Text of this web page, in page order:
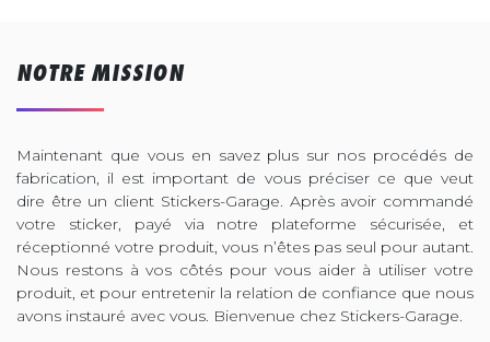
NOTRE MISSION
Maintenant que vous en savez plus sur nos procédés de
fabrication, il est important de vous préciser ce que veut
dire être un client Stickers-Garage. Après avoir commandé
votre sticker, payé via notre plateforme sécurisée, et
réceptionné votre produit, vous n’êtes pas seul pour autant.
Nous restons à vos côtés pour vous aider à utiliser votre
produit, et pour entretenir la relation de confiance que nous
avons instauré avec vous. Bienvenue chez Stickers-Garage.